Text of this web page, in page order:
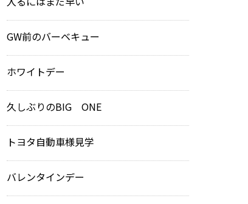
GW前のバーベキュー
ホワイトデー
久しぶりのBIG ONE
トヨタ自動車様見学
バレンタインデー